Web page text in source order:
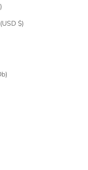
$)